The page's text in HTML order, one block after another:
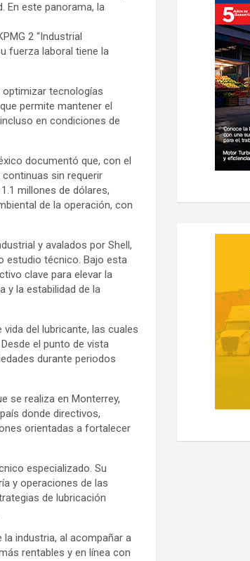
En este panorama, la
2 “Industrial
fuerza laboral tiene la
tecnologías
permite mantener el
en condiciones de
documentó que, con el
sin requerir
millones de dólares,
de la operación, con
y avalados por Shell,
estudio técnico. Bajo esta
clave para elevar la
y la estabilidad de la
del lubricante, las cuales
el punto de vista
durante periodos
se realiza en Monterrey,
donde directivos,
orientadas a fortalecer
especializado. Su
y operaciones de las
de lubricación
industria, al acompañar a
rentables y en línea con